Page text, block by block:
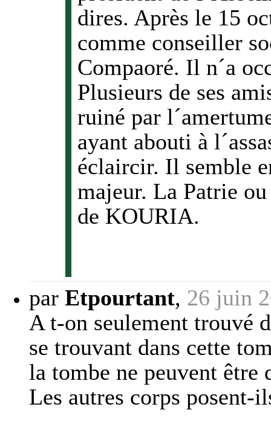
dires. Après le 15
comme conseiller
Compaoré. Il n´a
Plusieurs de ses
ruiné par
ayant abouti à
éclaircir. Il semble
majeur. La Patrie
de KOURIA.
par Etpourtant, 26 juin
A t-on seulement trouvé
se trouvant dans cette
la tombe ne peuvent
Les autres corps posent-